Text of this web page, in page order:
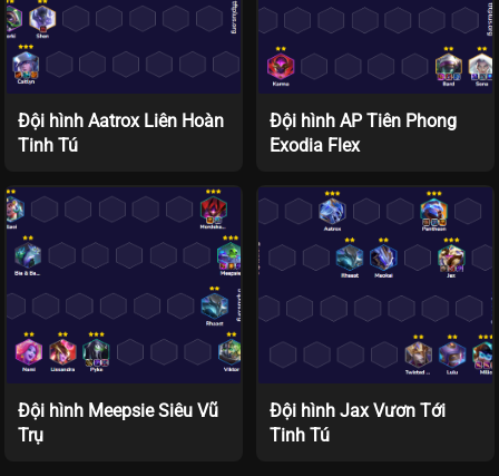
Đội hình Aatrox Liên Hoàn
Tinh Tú
Đội hình AP Tiên Phong
Exodia Flex
Đội hình Meepsie Siêu Vũ
Trụ
Đội hình Jax Vươn Tới
Tinh Tú